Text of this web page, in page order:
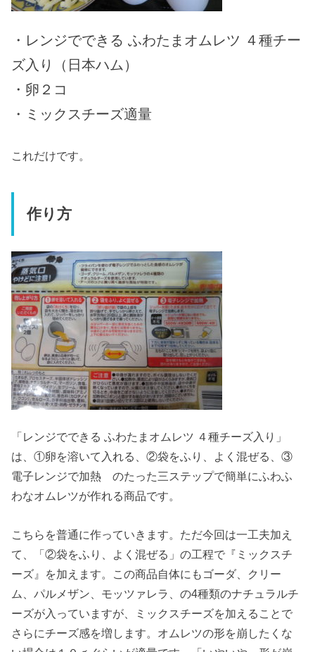
・レンジでできる ふわたまオムレツ ４種チー
ズ入り（日本ハム）
・卵２コ
・ミックスチーズ適量
これだけです。
作り方
「レンジでできる ふわたまオムレツ ４種チーズ入り」
は、①卵を溶いて入れる、②袋をふり、よく混ぜる、③
電子レンジで加熱 のたった三ステップで簡単にふわふ
わなオムレツが作れる商品です。
こちらを普通に作っていきます。ただ今回は一工夫加え
て、「②袋をふり、よく混ぜる」の工程で『ミックスチ
ーズ』を加えます。この商品自体にもゴーダ、クリー
ム、パルメザン、モッツァレラ、の4種類のナチュラルチ
ーズが入っていますが、ミックスチーズを加えることで
さらにチーズ感を増します。オムレツの形を崩したくな